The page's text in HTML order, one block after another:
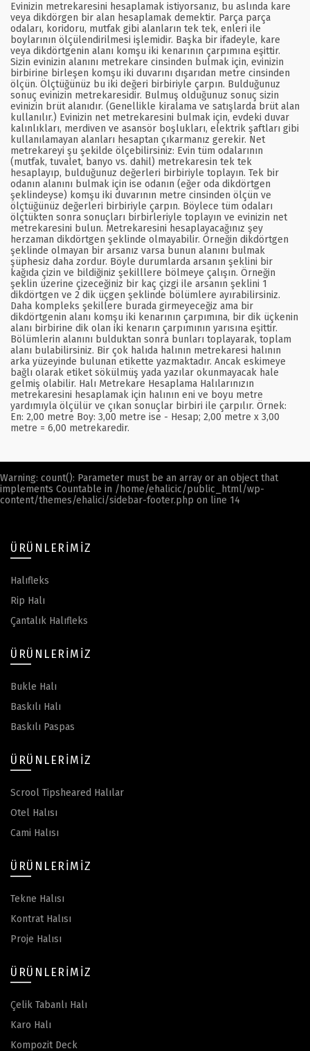
Evinizin metrekaresini hesaplamak istiyorsanız, bu aslında kare
veya dikdörgen bir alan hesaplamak demektir. Parça parça
odaları, koridoru, mutfak gibi alanların tek tek, enleri ile
boylarının ölçülendirilmesi işlemidir. Başka bir ifadeyle, kare
veya dikdörtgenin alanı komşu iki kenarının çarpımına eşittir.
Sizin evinizin alanını metrekare cinsinden bulmak için, evinizin
birbirine birleşen komşu iki duvarını dışarıdan metre cinsinden
ölçün. Ölçtüğünüz bu iki değeri birbiriyle çarpın. Bulduğunuz
sonuç evinizin metrekaresidir. Bulmuş olduğunuz sonuç sizin
evinizin brüt alanıdır. (Genellikle kiralama ve satışlarda brüt alan
kullanılır.) Evinizin net metrekaresini bulmak için, evdeki duvar
kalınlıkları, merdiven ve asansör boşlukları, elektrik şaftları gibi
kullanılamayan alanları hesaptan çıkarmanız gerekir. Net
metrekareyi şu şekilde ölçebilirsiniz: Evin tüm odalarının
(mutfak, tuvalet, banyo vs. dahil) metrekaresin tek tek
hesaplayıp, bulduğunuz değerleri birbiriyle toplayın. Tek bir
odanın alanını bulmak için ise odanın (eğer oda dikdörtgen
şeklindeyse) komşu iki duvarının metre cinsinden ölçün ve
ölçtüğünüz değerleri birbiriyle çarpın. Böylece tüm odaları
ölçtükten sonra sonuçları birbirleriyle toplayın ve evinizin net
metrekaresini bulun. Metrekaresini hesaplayacağınız şey
herzaman dikdörtgen şeklinde olmayabilir. Örneğin dikdörtgen
şeklinde olmayan bir arsanız varsa bunun alanını bulmak
şüphesiz daha zordur. Böyle durumlarda arsanın şeklini bir
kağıda çizin ve bildiğiniz şekilllere bölmeye çalışın. Örneğin
şeklin üzerine çizeceğiniz bir kaç çizgi ile arsanın şeklini 1
dikdörtgen ve 2 dik üçgen şeklinde bölümlere ayırabilirsiniz.
Daha kompleks şekillere burada girmeyeceğiz ama bir
dikdörtgenin alanı komşu iki kenarının çarpımına, bir dik üçkenin
alanı birbirine dik olan iki kenarın çarpımının yarısına eşittir.
Bölümlerin alanını bulduktan sonra bunları toplayarak, toplam
alanı bulabilirsiniz. Bir çok halıda halının metrekaresi halının
arka yüzeyinde bulunan etikette yazmaktadır. Ancak eskimeye
bağlı olarak etiket sökülmüş yada yazılar okunmayacak hale
gelmiş olabilir. Halı Metrekare Hesaplama Halılarınızın
metrekaresini hesaplamak için halının eni ve boyu metre
yardımıyla ölçülür ve çıkan sonuçlar birbiri ile çarpılır. Örnek:
En: 2,00 metre Boy: 3,00 metre ise - Hesap; 2,00 metre x 3,00
metre = 6,00 metrekaredir.
Warning: count(): Parameter must be an array or an object that
implements Countable in /home/ehalicic/public_html/wp-
content/themes/ehalici/sidebar-footer.php on line 14
ÜRÜNLERIMIZ
Halıfleks
Rip Halı
Çantalık Halıfleks
ÜRÜNLERIMIZ
Bukle Halı
Baskılı Halı
Baskılı Paspas
ÜRÜNLERIMIZ
Scrool Tipsheared Halılar
Otel Halısı
Cami Halısı
ÜRÜNLERIMIZ
Tekne Halısı
Kontrat Halısı
Proje Halısı
ÜRÜNLERIMIZ
Çelik Tabanlı Halı
Karo Halı
Kompozit Deck